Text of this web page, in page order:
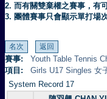
2. 而有關雙棄權之賽事，有
3. 團體賽事只會顯示單打場
賽事:
Youth Table Tennis
項目:
Girls U17 Singles 女
System Record 17